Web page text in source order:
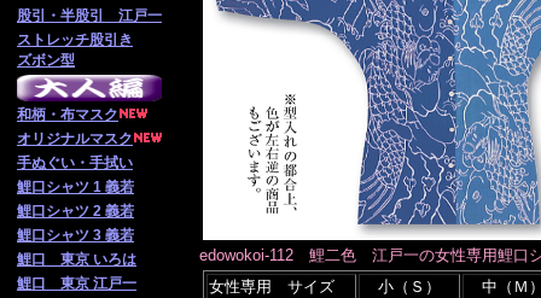
股引・半股引 江戸一
ストレッチ股引き
ズボン型
和柄・布マスク
オリジナルマスク
手ぬぐい・手拭い
鯉口シャツ 1 義若
鯉口シャツ 2 義若
鯉口シャツ 3 義若
鯉口 東京 いろは
鯉口 東京 江戸一
edowokoi-112 鯉二色 江戸一の女性専用鯉口
女性専用 サイズ
小（Ｓ）
中（Ｍ